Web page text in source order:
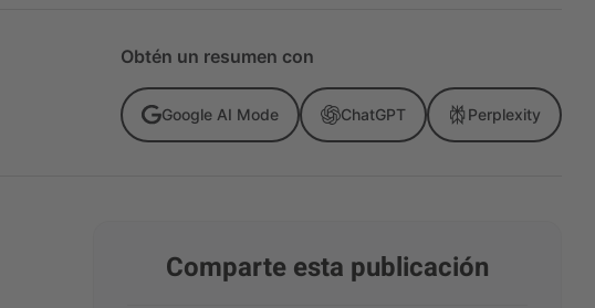
Obtén un resumen con
Google AI Mode ChatGPT Perplexity
Comparte esta publicación